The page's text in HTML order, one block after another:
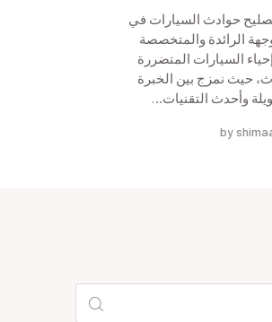
PRIVACY POLICYحوادث السيارات في
الرائدة والمتخصصة
السيارات المتضررة
حيث نمزج بين الخبرة
وأحدث التقنيات…
by